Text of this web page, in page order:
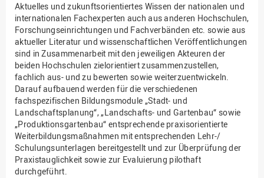
Aktuelles und zukunftsorientiertes Wissen der nationalen und
internationalen Fachexperten auch aus anderen Hochschulen,
Forschungseinrichtungen und Fachverbänden etc. sowie aus
aktueller Literatur und wissenschaftlichen Veröffentlichungen
sind in Zusammenarbeit mit den jeweiligen Akteuren der
beiden Hochschulen zielorientiert zusammenzustellen,
fachlich aus- und zu bewerten sowie weiterzuentwickeln.
Darauf aufbauend werden für die verschiedenen
fachspezifischen Bildungsmodule „Stadt- und
Landschaftsplanung“, „Landschafts- und Gartenbau“ sowie
„Produktionsgartenbau“ entsprechende praxisorientierte
Weiterbildungsmaßnahmen mit entsprechenden Lehr-/
Schulungsunterlagen bereitgestellt und zur Überprüfung der
Praxistauglichkeit sowie zur Evaluierung pilothaft
durchgeführt.